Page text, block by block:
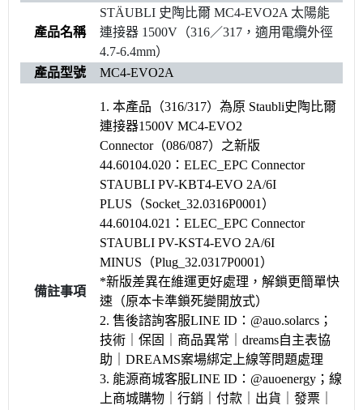
產品名稱
STÄUBLI 史陶比爾 MC4-EVO2A 太陽能
連接器 1500V（316／317，適用電纜外徑
4.7-6.4mm）
產品型號
MC4-EVO2A
備註事項
1. 本產品（316/317）為原 Staubli史陶比爾
連接器1500V MC4-EVO2
Connector（086/087）之新版
44.60104.020：ELEC_EPC Connector
STAUBLI PV-KBT4-EVO 2A/6I
PLUS（Socket_32.0316P0001）
44.60104.021：ELEC_EPC Connector
STAUBLI PV-KST4-EVO 2A/6I
MINUS（Plug_32.0317P0001）
*新版差異在維運更好處理，解鎖更簡單快
速（原本卡準鎖死變開放式）
2. 售後諮詢客服LINE ID：@auo.solarcs；
技術｜保固｜商品異常｜dreams自主表協
助｜DREAMS案場綁定上線等問題處理
3. 能源商城客服LINE ID：@auoenergy；線
上商城購物｜行銷｜付款｜出貨｜發票｜